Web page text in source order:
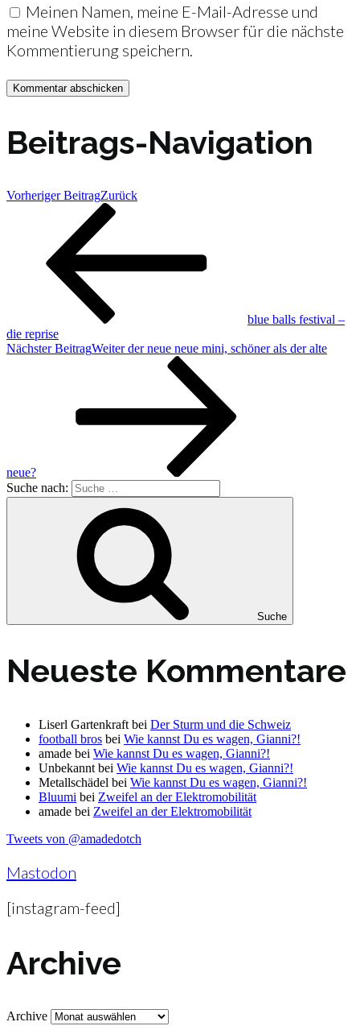
Meinen Namen, meine E-Mail-Adresse und
meine Website in diesem Browser für die nächste
Kommentierung speichern.
Beitrags-Navigation
Vorheriger BeitragZurück
blue balls festival –
die reprise
Nächster BeitragWeiter der neue neue mini, schöner als der alte
neue?
Suche nach:
Suche
Neueste Kommentare
Liserl Gartenkraft bei Der Sturm und die Schweiz
football bros bei Wie kannst Du es wagen, Gianni?!
amade bei Wie kannst Du es wagen, Gianni?!
Unbekannt bei Wie kannst Du es wagen, Gianni?!
Metallschädel bei Wie kannst Du es wagen, Gianni?!
Bluumi bei Zweifel an der Elektromobilität
amade bei Zweifel an der Elektromobilität
Tweets von @amadedotch
Mastodon
[instagram-feed]
Archive
Archive